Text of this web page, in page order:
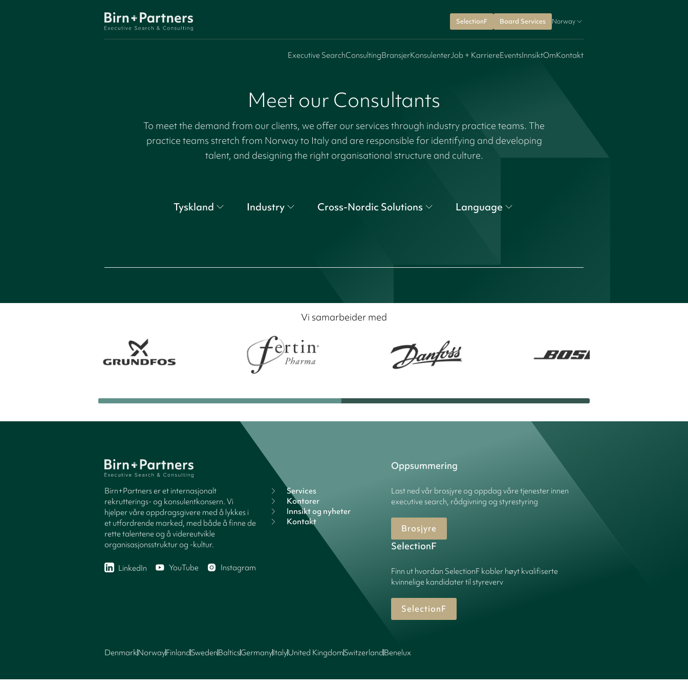
SelectionF Board Services Norway
Executive SearchConsultingBransjerKonsulenterJob + KarriereEventsInnsiktOmKontakt
Meet our Consultants
To meet the demand from our clients, we offer our services through industry practice teams. The
practice teams stretch from Norway to Italy and are responsible for identifying and developing
talent, and designing the right organisational structure and culture.
Tyskland Industry Cross-Nordic Solutions Language
Vi samarbeider med
Birn+Partners er et internasjonalt
rekrutterings- og konsulentkonsern. Vi
hjelper våre oppdragsgivere med å lykkes i
et utfordrende marked, med både å finne de
rette talentene og å videreutvikle
organisasjonsstruktur og -kultur.
LinkedIn YouTube Instagram
Services
Kontorer
Innsikt og nyheter
Kontakt
Oppsummering
Last ned vår brosjyre og oppdag våre tjenester innen
executive search, rådgivning og styrestyring
Brosjyre
SelectionF
Finn ut hvordan SelectionF kobler høyt kvalifiserte
kvinnelige kandidater til styreverv
SelectionF
DenmarkNorwayFinlandSwedenBalticsGermanyItalyUnited KingdomSwitzerlandBenelux